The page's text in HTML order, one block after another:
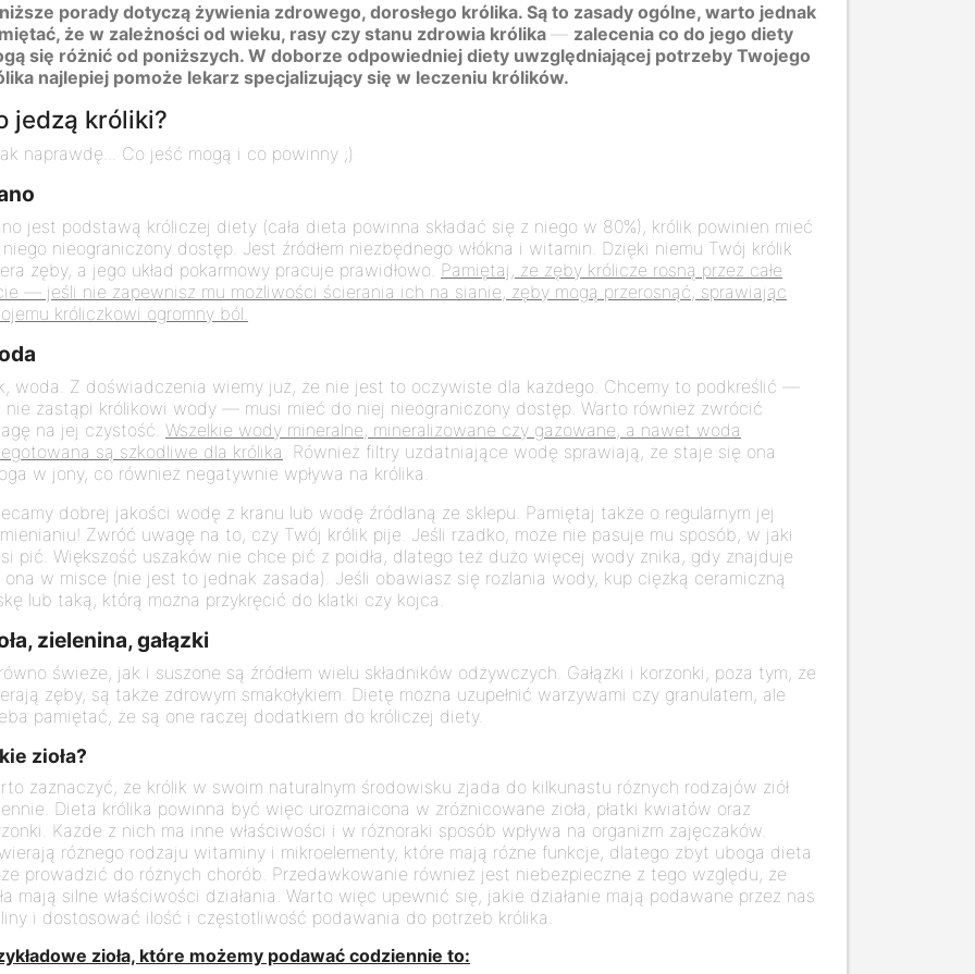
porady dotyczą żywienia zdrowego, dorosłego królika. Są to zasady ogólne, warto jednak
że w zależności od wieku, rasy czy stanu zdrowia królika — zalecenia co do jego diety
się różnić od poniższych. W doborze odpowiedniej diety uwzględniającej potrzeby Twojego
najlepiej pomoże lekarz specjalizujący się w leczeniu królików.
jedzą króliki?
naprawdę... Co jeść mogą i co powinny ;)
jest podstawą króliczej diety (cała dieta powinna składać się z niego w 80%), królik powinien mieć
nieograniczony dostęp. Jest źródłem niezbędnego włókna i witamin. Dzięki niemu Twój królik
zęby, a jego układ pokarmowy pracuje prawidłowo. Pamiętaj, że zęby królicze rosną przez całe
— jeśli nie zapewnisz mu możliwości ścierania ich na sianie, zęby mogą przerosnąć, sprawiając
króliczkowi ogromny ból.
woda. Z doświadczenia wiemy już, że nie jest to oczywiste dla każdego. Chcemy to podkreślić —
nie zastąpi królikowi wody — musi mieć do niej nieograniczony dostęp. Warto również zwrócić
na jej czystość. Wszelkie wody mineralne, mineralizowane czy gazowane, a nawet woda
są szkodliwe dla królika. Również filtry uzdatniające wodę sprawiają, że staje się ona
w jony, co również negatywnie wpływa na królika.
dobrej jakości wodę z kranu lub wodę źródlaną ze sklepu. Pamiętaj także o regularnym jej
Zwróć uwagę na to, czy Twój królik pije. Jeśli rzadko, może nie pasuje mu sposób, w jaki
pić. Większość uszaków nie chce pić z poidła, dlatego też dużo więcej wody znika, gdy znajduje
ona w misce (nie jest to jednak zasada). Jeśli obawiasz się rozlania wody, kup ciężką ceramiczną
lub taką, którą można przykręcić do klatki czy kojca.
zielenina, gałązki
świeże, jak i suszone są źródłem wielu składników odżywczych. Gałązki i korzonki, poza tym, że
zęby, są także zdrowym smakołykiem. Dietę można uzupełnić warzywami czy granulatem, ale
pamiętać, że są one raczej dodatkiem do króliczej diety.
zioła?
zaznaczyć, że królik w swoim naturalnym środowisku zjada do kilkunastu różnych rodzajów ziół
Dieta królika powinna być więc urozmaicona w zróżnicowane zioła, płatki kwiatów oraz
Każde z nich ma inne właściwości i w różnoraki sposób wpływa na organizm zajęczaków.
różnego rodzaju witaminy i mikroelementy, które mają różne funkcje, dlatego zbyt uboga dieta
prowadzić do różnych chorób. Przedawkowanie również jest niebezpieczne z tego względu, że
mają silne właściwości działania. Warto więc upewnić się, jakie działanie mają podawane przez nas
i dostosować ilość i częstotliwość podawania do potrzeb królika.
zioła, które możemy podawać codziennie to: